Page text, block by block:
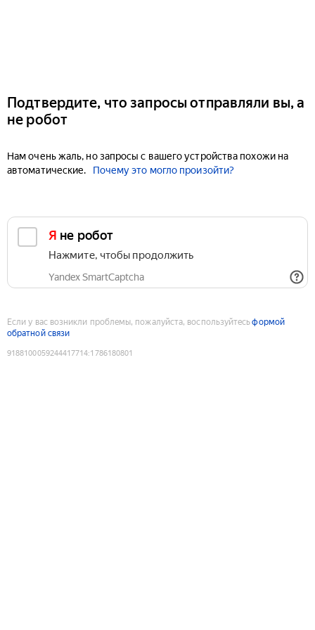
Подтвердите, что запросы отправляли вы, а
не робот
Нам очень жаль, но запросы с вашего устройства похожи на
автоматические.
Почему это могло произойти?
Я не робот
Нажмите, чтобы продолжить
Yandex SmartCaptcha
Если у вас возникли проблемы, пожалуйста, воспользуйтесьформой
обратной связи
9188100059244417714:1786180801